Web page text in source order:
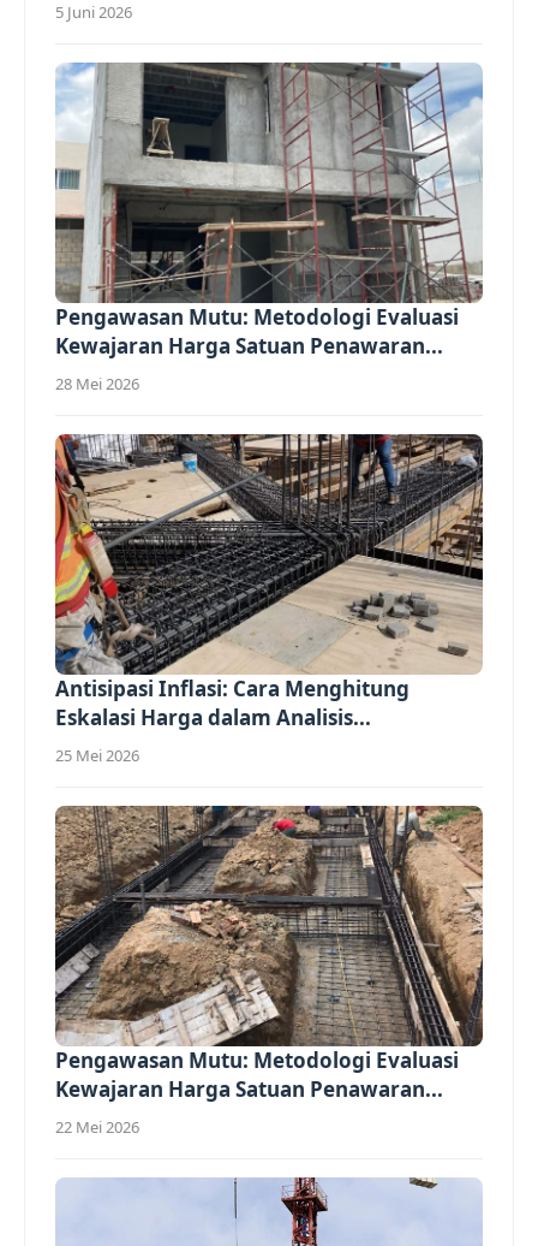
5 Juni 2026
Pengawasan Mutu: Metodologi Evaluasi
Kewajaran Harga Satuan Penawaran...
28 Mei 2026
Antisipasi Inflasi: Cara Menghitung
Eskalasi Harga dalam Analisis...
25 Mei 2026
Pengawasan Mutu: Metodologi Evaluasi
Kewajaran Harga Satuan Penawaran...
22 Mei 2026